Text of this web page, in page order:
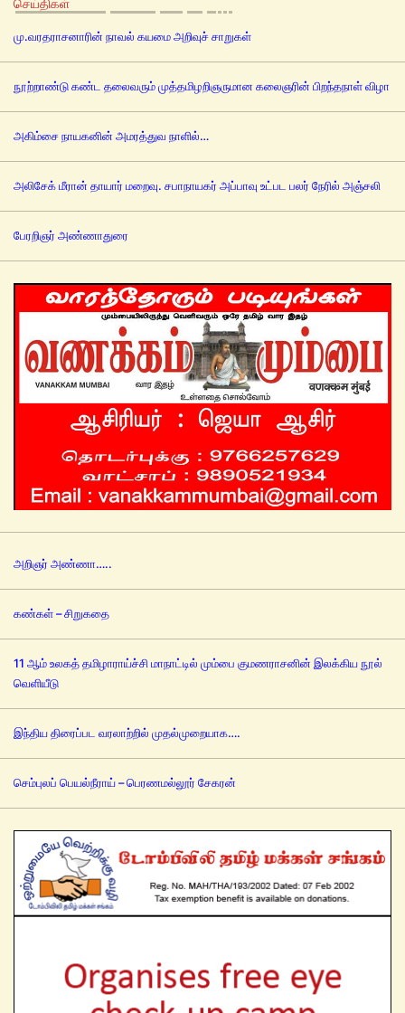
செய்திகள்
மு.வரதராசனாரின் நாவல் கயமை அறிவுச் சாறுகள்
நூற்றாண்டு கண்ட தலைவரும் முத்தமிழறிஞருமான கலைஞரின் பிறந்தநாள் விழா
அகிம்சை நாயகனின் அமரத்துவ நாளில்…
அலிசேக் மீரான் தாயார் மறைவு. சபாநாயகர் அப்பாவு உட்பட பலர் நேரில் அஞ்சலி
பேரறிஞர் அண்ணாதுரை
அறிஞர் அண்ணா…..
கண்கள் – சிறுகதை
11 ஆம் உலகத் தமிழாராய்ச்சி மாநாட்டில் மும்பை குமணராசனின் இலக்கிய நூல்
வெளியீடு
இந்திய திரைப்பட வரலாற்றில் முதல்முறையாக….
செம்புலப் பெயல்நீராய் – பெரணமல்லூர் சேகரன்